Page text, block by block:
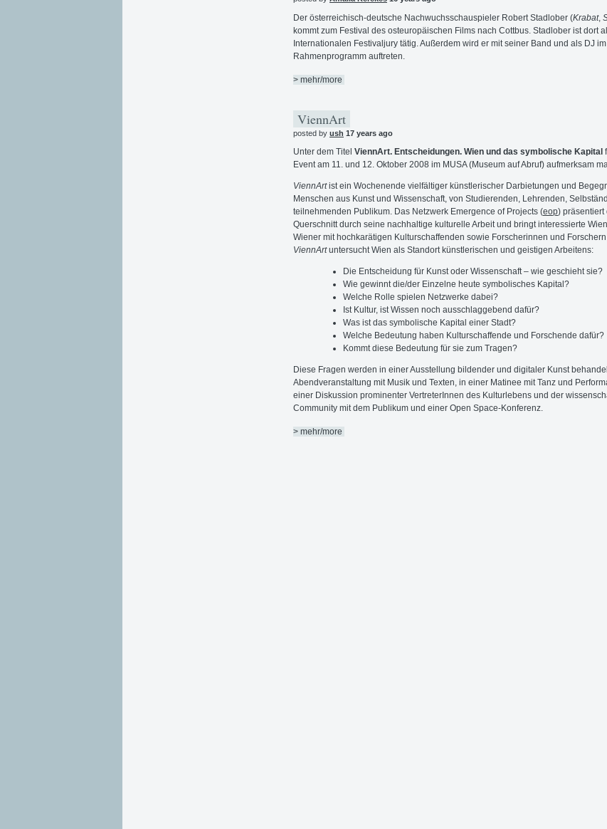
Der österreichisch-deutsche Nachwuchsschauspieler Robert Stadlober (Krabat,
kommt zum Festival des osteuropäischen Films nach Cottbus. Stadlober ist dort
Internationalen Festivaljury tätig. Außerdem wird er mit seiner Band und als DJ im
Rahmenprogramm auftreten.
> mehr/more
ViennArt
posted by ush 17 years ago
Unter dem Titel ViennArt. Entscheidungen. Wien und das symbolische Kapital
Event am 11. und 12. Oktober 2008 im MUSA (Museum auf Abruf) aufmerksam
ViennArtist ein Wochenende vielfältiger künstlerischer Darbietungen und
Menschen aus Kunst und Wissenschaft, von Studierenden, Lehrenden,
teilnehmenden Publikum. Das Netzwerk Emergence of Projects (eop) präsentiert
Querschnitt durch seine nachhaltige kulturelle Arbeit und bringt interessierte
Wiener mit hochkarätigen Kulturschaffenden sowie Forscherinnen und
ViennArtuntersucht Wien als Standort künstlerischen und geistigen Arbeitens:
Die Entscheidung für Kunst oder Wissenschaft – wie geschieht sie?
Wie gewinnt die/der Einzelne heute symbolisches Kapital?
Welche Rolle spielen Netzwerke dabei?
Ist Kultur, ist Wissen noch ausschlaggebend dafür?
Was ist das symbolische Kapital einer Stadt?
Welche Bedeutung haben Kulturschaffende und Forschende dafür?
Kommt diese Bedeutung für sie zum Tragen?
Diese Fragen werden in einer Ausstellung bildender und digitaler Kunst
Abendveranstaltung mit Musik und Texten, in einer Matinee mit Tanz und
einer Diskussion prominenter VertreterInnen des Kulturlebens und der
Community mit dem Publikum und einer Open Space-Konferenz.
> mehr/more